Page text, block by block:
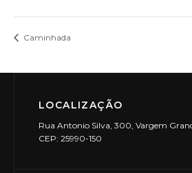
Caminhada
LOCALIZAÇÃO
Rua Antonio Silva, 300, Vargem
CEP: 25990-150